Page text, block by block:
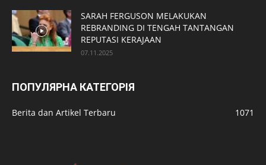
SARAH FERGUSON MELAKUKAN
REBRANDING DI TENGAH TANTANGAN
REPUTASI KERAJAAN
07.11.2025
ПОПУЛЯРНА КАТЕГОРІЯ
Berita dan Artikel Terbaru 1071